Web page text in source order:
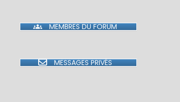
MEMBRES DU FORUM
MESSAGES PRIVÉS